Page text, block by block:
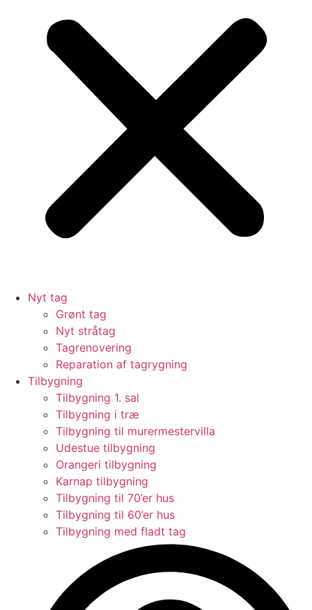
Nyt tag
Grønt tag
Nyt stråtag
Tagrenovering
Reparation af tagrygning
Tilbygning
Tilbygning 1. sal
Tilbygning i træ
Tilbygning til murermestervilla
Udestue tilbygning
Orangeri tilbygning
Karnap tilbygning
Tilbygning til 70’er hus
Tilbygning til 60’er hus
Tilbygning med fladt tag